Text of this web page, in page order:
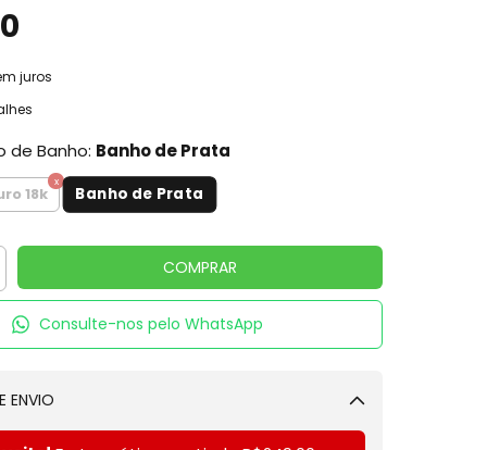
juros
de Banho: Banho de Prata
18k Banho de Prata
Consulte-nos pelo WhatsApp
ENVIO